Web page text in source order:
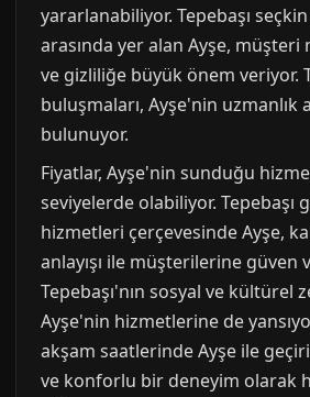
yararlanabiliyor. Tepebaşı
arasında yer alan Ayşe,
ve gizliliğe büyük önem veriyor.
buluşmaları, Ayşe'nin uzmanlık
bulunuyor.
Fiyatlar, Ayşe'nin sunduğu
seviyelerde olabiliyor. Tepebaşı
hizmetleri çerçevesinde Ayşe,
anlayışı ile müşterilerine güven
Tepebaşı'nın sosyal ve kültürel
Ayşe'nin hizmetlerine de
akşam saatlerinde Ayşe ile
ve konforlu bir deneyim olarak